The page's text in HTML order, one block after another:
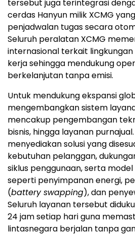
tersebut juga terintegrasi
cerdas Hanyun milik XCMG
penjadwalan tugas secara
Seluruh peralatan XCMG
internasional terkait
kerja sehingga mendukung
berkelanjutan tanpa emisi.
Untuk mendukung ekspansi
mengembangkan sistem
mencakup pengembangan
bisnis, hingga layanan
menyediakan solusi yang
kebutuhan pelanggan,
siklus penggunaan, serta
seperti penyimpanan energi,
(battery swapping), dan
Seluruh layanan tersebut
24 jam setiap hari guna
lintasnegara berjalan tanpa